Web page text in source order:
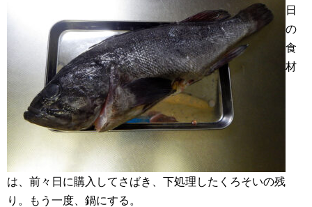
日
の
食
材
は、前々日に購入してさばき、下処理したくろそいの残
り。もう一度、鍋にする。